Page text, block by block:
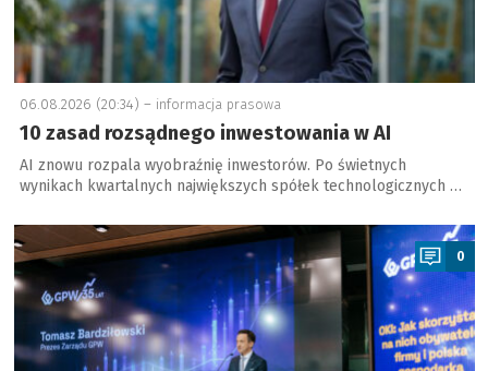
06.08.2026 (20:34) – informacja prasowa
10 zasad rozsądnego inwestowania w AI
AI znowu rozpala wyobraźnię inwestorów. Po świetnych
wynikach kwartalnych największych spółek technologicznych …
a
0